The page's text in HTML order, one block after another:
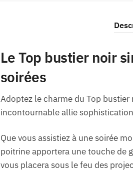
Le Top bustier noir
soirées
Adoptez le charme du Top
incontournable allie
Que vous assistiez à une soirée
poitrine apportera une touche de
vous placera sous le feu des